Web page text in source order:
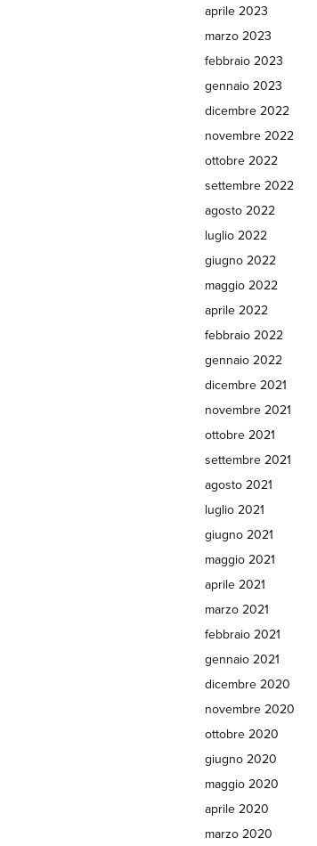
aprile 2023
marzo 2023
febbraio 2023
gennaio 2023
dicembre 2022
novembre 2022
ottobre 2022
settembre 2022
agosto 2022
luglio 2022
giugno 2022
maggio 2022
aprile 2022
febbraio 2022
gennaio 2022
dicembre 2021
novembre 2021
ottobre 2021
settembre 2021
agosto 2021
luglio 2021
giugno 2021
maggio 2021
aprile 2021
marzo 2021
febbraio 2021
gennaio 2021
dicembre 2020
novembre 2020
ottobre 2020
giugno 2020
maggio 2020
aprile 2020
marzo 2020